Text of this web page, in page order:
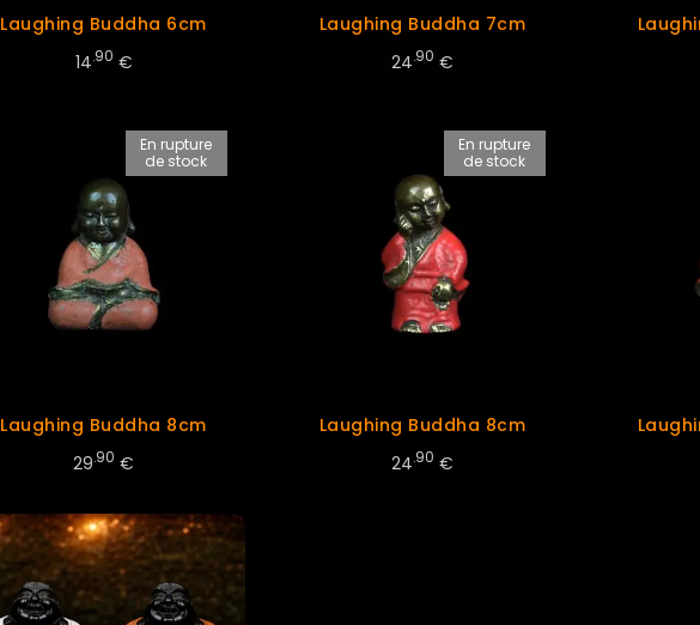
Laughing Buddha 6cm
14.90 €
Laughing Buddha 7cm
24.90 €
En rupture
de stock
Laughing Buddha 8cm
29.90 €
En rupture
de stock
Laughing Buddha 8cm
24.90 €